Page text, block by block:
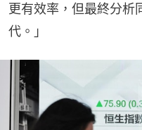
更有效率，但最終分析
代。」